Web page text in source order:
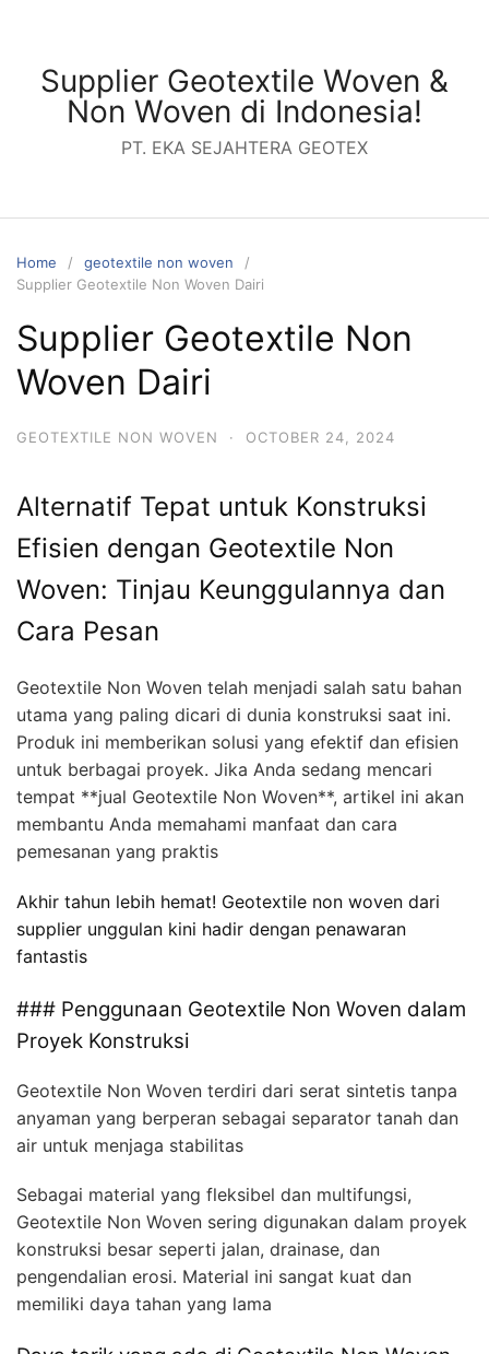
contentSupplier Geotextile Woven &
Non Woven di Indonesia!
PT. EKA SEJAHTERA GEOTEX
Home
geotextile non woven
Supplier Geotextile Non Woven Dairi
Supplier Geotextile Non
Woven Dairi
GEOTEXTILE NON WOVEN · OCTOBER 24, 2024
Alternatif Tepat untuk Konstruksi
Efisien dengan Geotextile Non
Woven: Tinjau Keunggulannya dan
Cara Pesan
Geotextile Non Woven telah menjadi salah satu bahan
utama yang paling dicari di dunia konstruksi saat ini.
Produk ini memberikan solusi yang efektif dan efisien
untuk berbagai proyek. Jika Anda sedang mencari
tempat **jual Geotextile Non Woven**, artikel ini akan
membantu Anda memahami manfaat dan cara
pemesanan yang praktis
Akhir tahun lebih hemat! Geotextile non woven dari
supplier unggulan kini hadir dengan penawaran
fantastis
### Penggunaan Geotextile Non Woven dalam
Proyek Konstruksi
Geotextile Non Woven terdiri dari serat sintetis tanpa
anyaman yang berperan sebagai separator tanah dan
air untuk menjaga stabilitas
Sebagai material yang fleksibel dan multifungsi,
Geotextile Non Woven sering digunakan dalam proyek
konstruksi besar seperti jalan, drainase, dan
pengendalian erosi. Material ini sangat kuat dan
memiliki daya tahan yang lama